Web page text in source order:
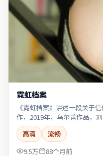
霓虹档案
《霓虹档案》讲述一段关于
作，2019年，乌尔善作品，
高清
流畅
9.5万
88个月前